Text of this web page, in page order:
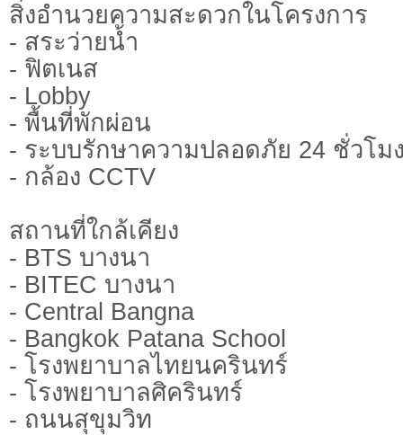
สิ่งอำนวยความสะดวกในโครงการ
- สระว่ายน้ำ
- ฟิตเนส
- Lobby
- พื้นที่พักผ่อน
- ระบบรักษาความปลอดภัย 24 ชั่วโม
- กล้อง CCTV
สถานที่ใกล้เคียง
- BTS บางนา
- BITEC บางนา
- Central Bangna
- Bangkok Patana School
- โรงพยาบาลไทยนครินทร์
- โรงพยาบาลศิครินทร์
- ถนนสุขุมวิท